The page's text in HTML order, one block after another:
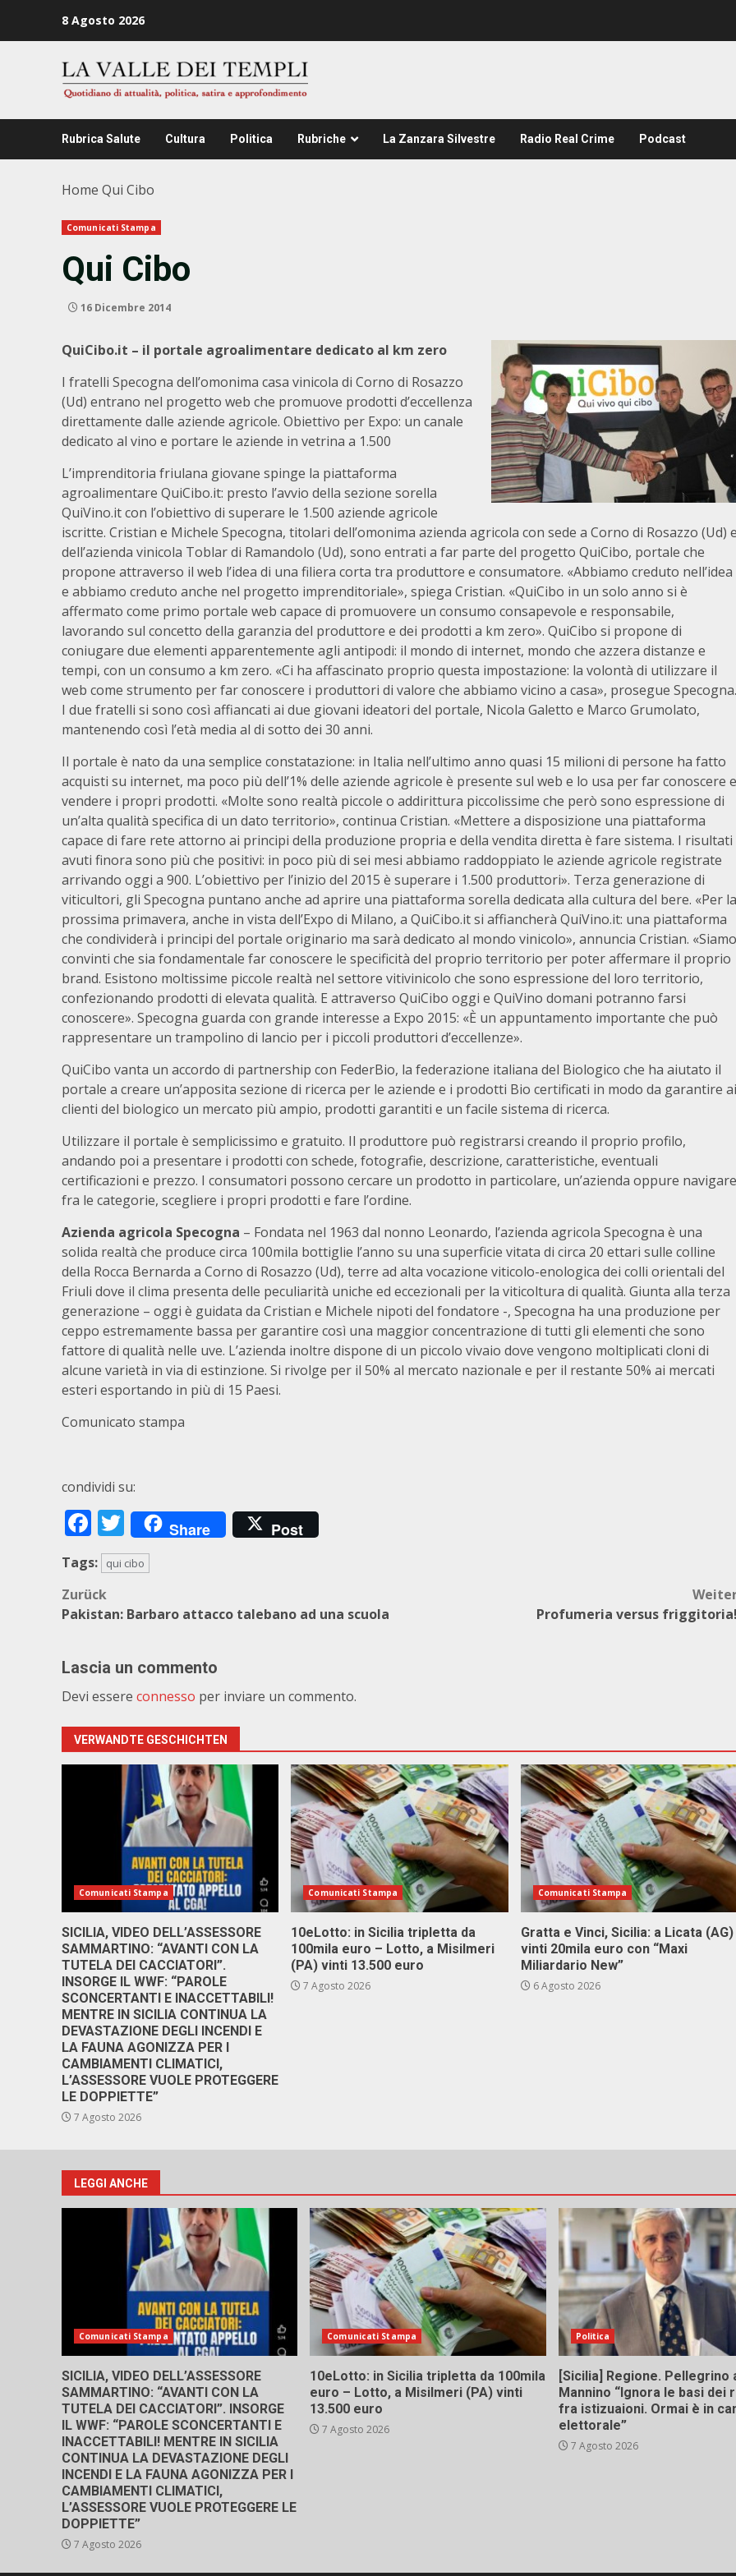
8 Agosto 2026
Rubrica Salute Cultura Politica Rubriche La Zanzara Silvestre Radio Real Crime Podcast
Home Qui Cibo
Comunicati Stampa
Qui Cibo
16 Dicembre 2014
QuiCibo.it – il portale agroalimentare dedicato al km zero
I fratelli Specogna dell’omonima casa vinicola di Corno di Rosazzo
(Ud) entrano nel progetto web che promuove prodotti d’eccellenza
direttamente dalle aziende agricole. Obiettivo per Expo: un canale
dedicato al vino e portare le aziende in vetrina a 1.500
L’imprenditoria friulana giovane spinge la piattaforma
agroalimentare QuiCibo.it: presto l’avvio della sezione sorella
QuiVino.it con l’obiettivo di superare le 1.500 aziende agricole
iscritte. Cristian e Michele Specogna, titolari dell’omonima azienda agricola con sede a Corno di Rosazzo (Ud)
dell’azienda vinicola Toblar di Ramandolo (Ud), sono entrati a far parte del progetto QuiCibo, portale che
propone attraverso il web l’idea di una filiera corta tra produttore e consumatore. «Abbiamo creduto nell’idea
e abbiamo creduto anche nel progetto imprenditoriale», spiega Cristian. «QuiCibo in un solo anno si è
affermato come primo portale web capace di promuovere un consumo consapevole e responsabile,
lavorando sul concetto della garanzia del produttore e dei prodotti a km zero». QuiCibo si propone di
coniugare due elementi apparentemente agli antipodi: il mondo di internet, mondo che azzera distanze e
tempi, con un consumo a km zero. «Ci ha affascinato proprio questa impostazione: la volontà di utilizzare il
web come strumento per far conoscere i produttori di valore che abbiamo vicino a casa», prosegue Specogna.
I due fratelli si sono così affiancati ai due giovani ideatori del portale, Nicola Galetto e Marco Grumolato,
mantenendo così l’età media al di sotto dei 30 anni.
Il portale è nato da una semplice constatazione: in Italia nell’ultimo anno quasi 15 milioni di persone ha fatto
acquisti su internet, ma poco più dell’1% delle aziende agricole è presente sul web e lo usa per far conoscere e
vendere i propri prodotti. «Molte sono realtà piccole o addirittura piccolissime che però sono espressione di
un’alta qualità specifica di un dato territorio», continua Cristian. «Mettere a disposizione una piattaforma
capace di fare rete attorno ai principi della produzione propria e della vendita diretta è fare sistema. I risultati
avuti finora sono più che positivi: in poco più di sei mesi abbiamo raddoppiato le aziende agricole registrate
arrivando oggi a 900. L’obiettivo per l’inizio del 2015 è superare i 1.500 produttori». Terza generazione di
viticultori, gli Specogna puntano anche ad aprire una piattaforma sorella dedicata alla cultura del bere. «Per la
prossima primavera, anche in vista dell’Expo di Milano, a QuiCibo.it si affiancherà QuiVino.it: una piattaforma
che condividerà i principi del portale originario ma sarà dedicato al mondo vinicolo», annuncia Cristian. «Siamo
convinti che sia fondamentale far conoscere le specificità del proprio territorio per poter affermare il proprio
brand. Esistono moltissime piccole realtà nel settore vitivinicolo che sono espressione del loro territorio,
confezionando prodotti di elevata qualità. E attraverso QuiCibo oggi e QuiVino domani potranno farsi
conoscere». Specogna guarda con grande interesse a Expo 2015: «È un appuntamento importante che può
rappresentare un trampolino di lancio per i piccoli produttori d’eccellenze».
QuiCibo vanta un accordo di partnership con FederBio, la federazione italiana del Biologico che ha aiutato il
portale a creare un’apposita sezione di ricerca per le aziende e i prodotti Bio certificati in modo da garantire ai
clienti del biologico un mercato più ampio, prodotti garantiti e un facile sistema di ricerca.
Utilizzare il portale è semplicissimo e gratuito. Il produttore può registrarsi creando il proprio profilo,
andando poi a presentare i prodotti con schede, fotografie, descrizione, caratteristiche, eventuali
certificazioni e prezzo. I consumatori possono cercare un prodotto in particolare, un’azienda oppure navigare
fra le categorie, scegliere i propri prodotti e fare l’ordine.
Azienda agricola Specogna – Fondata nel 1963 dal nonno Leonardo, l’azienda agricola Specogna è una
solida realtà che produce circa 100mila bottiglie l’anno su una superficie vitata di circa 20 ettari sulle colline
della Rocca Bernarda a Corno di Rosazzo (Ud), terre ad alta vocazione viticolo-enologica dei colli orientali del
Friuli dove il clima presenta delle peculiarità uniche ed eccezionali per la viticoltura di qualità. Giunta alla terza
generazione – oggi è guidata da Cristian e Michele nipoti del fondatore -, Specogna ha una produzione per
ceppo estremamente bassa per garantire così una maggior concentrazione di tutti gli elementi che sono
fattore di qualità nelle uve. L’azienda inoltre dispone di un piccolo vivaio dove vengono moltiplicati cloni di
alcune varietà in via di estinzione. Si rivolge per il 50% al mercato nazionale e per il restante 50% ai mercati
esteri esportando in più di 15 Paesi.
Comunicato stampa
condividi su:
Facebook
Twitter
Share Post
Tags: qui cibo
Beitragsnavigation
Zurück
Pakistan: Barbaro attacco talebano ad una scuola
Profumeria versus
Lascia un commento
Devi essere connesso per inviare un commento.
VERWANDTE GESCHICHTEN
Comunicati Stampa
SICILIA, VIDEO DELL’ASSESSORE
SAMMARTINO: “AVANTI CON LA
TUTELA DEI CACCIATORI”.
INSORGE IL WWF: “PAROLE
SCONCERTANTI E INACCETTABILI!
MENTRE IN SICILIA CONTINUA LA
DEVASTAZIONE DEGLI INCENDI E
LA FAUNA AGONIZZA PER I
CAMBIAMENTI CLIMATICI,
L’ASSESSORE VUOLE PROTEGGERE
LE DOPPIETTE”
7 Agosto 2026
Comunicati Stampa
10eLotto: in Sicilia tripletta da
100mila euro – Lotto, a Misilmeri
(PA) vinti 13.500 euro
7 Agosto 2026
Comunicati Stampa
Gratta e Vinci, Sicilia: a Licata (AG)
vinti 20mila euro con “Maxi
Miliardario New”
6 Agosto 2026
LEGGI ANCHE
Comunicati Stampa
SICILIA, VIDEO DELL’ASSESSORE
SAMMARTINO: “AVANTI CON LA
TUTELA DEI CACCIATORI”. INSORGE
IL WWF: “PAROLE SCONCERTANTI E
INACCETTABILI! MENTRE IN SICILIA
CONTINUA LA DEVASTAZIONE DEGLI
INCENDI E LA FAUNA AGONIZZA PER I
CAMBIAMENTI CLIMATICI,
L’ASSESSORE VUOLE PROTEGGERE LE
DOPPIETTE”
7 Agosto 2026
Comunicati Stampa
10eLotto: in Sicilia tripletta da 100mila
euro – Lotto, a Misilmeri (PA) vinti
13.500 euro
7 Agosto 2026
Politica
[Sicilia] Regione. Pellegrino
Mannino “Ignora le basi dei
fra istizuaioni. Ormai è in
elettorale”
7 Agosto 2026